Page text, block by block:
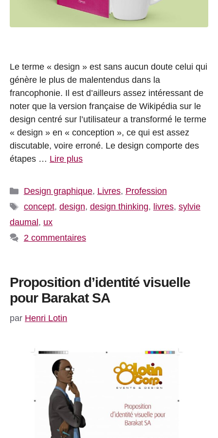
Le terme « design » est sans aucun doute celui qui
génère le plus de malentendus dans la
francophonie. Il est d’ailleurs assez intéressant de
noter que la version française de Wikipédia sur le
design centré sur l’utilisateur a transformé le terme
« design » en « conception », ce qui est assez
discutable, voire erroné. Le design comporte des
étapes … Lire plus
Catégories
Design graphique, Livres, Profession
Étiquettes
concept, design, design thinking, livres, sylvie
daumal , ux
2 commentaires
Proposition d’identité visuelle
pour Barakat SA
par Henri Lotin